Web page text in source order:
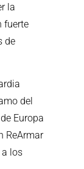
la
fuerte
de
del
Europa
ReArmar
a los